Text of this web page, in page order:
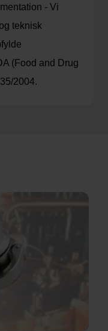
- Vi
teknisk
(Food and Drug
2004.